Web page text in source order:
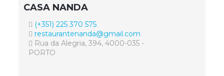
CASA NANDA
(+351) 225 370 575
restaurantenanda@gmail.com
Rua da Alegria, 394, 4000-035 -
PORTO